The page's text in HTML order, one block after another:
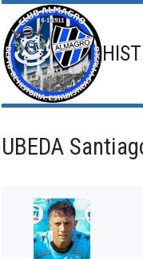
Saltar
al
contenido
UBEDA